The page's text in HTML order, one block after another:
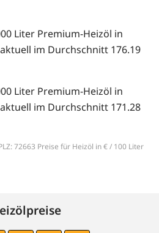
Liter Premium-Heizöl in
im Durchschnitt 176.19
Liter Premium-Heizöl in
im Durchschnitt 171.28
72663 Preise für Heizöl in € / 100 Liter